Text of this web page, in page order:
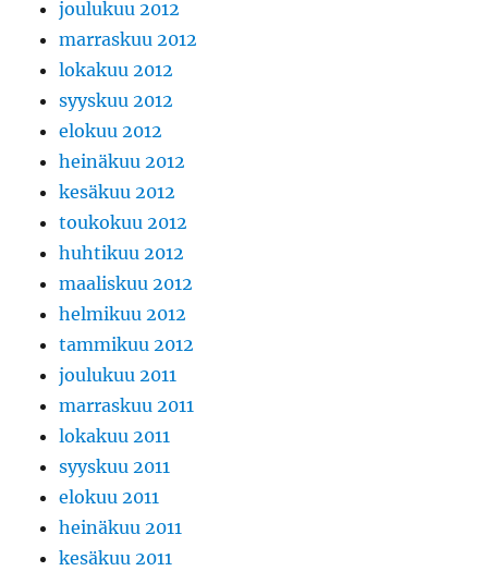
joulukuu 2012
marraskuu 2012
lokakuu 2012
syyskuu 2012
elokuu 2012
heinäkuu 2012
kesäkuu 2012
toukokuu 2012
huhtikuu 2012
maaliskuu 2012
helmikuu 2012
tammikuu 2012
joulukuu 2011
marraskuu 2011
lokakuu 2011
syyskuu 2011
elokuu 2011
heinäkuu 2011
kesäkuu 2011